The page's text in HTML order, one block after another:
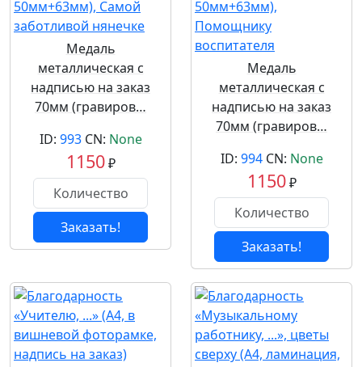
Медаль
металлическая с
надписью на заказ
70мм (гравиров…
ID: 993CN: None
1150₽
Заказать!
Медаль
металлическая с
надписью на заказ
70мм (гравиров…
ID: 994CN: None
1150₽
Заказать!